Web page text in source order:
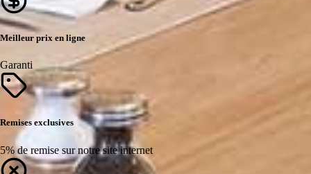
Meilleur prix en ligne
Garanti
Remises exclusives
5% de remise sur notre site internet